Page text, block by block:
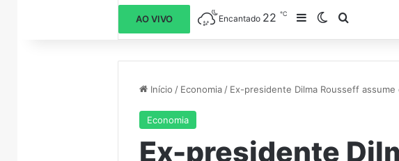
AO VIVO Encantado 22℃ Barra Lateral
Switch skin
Início / Economia / Ex-presidente Dilma Rousseff
Economia
Ex-presidente